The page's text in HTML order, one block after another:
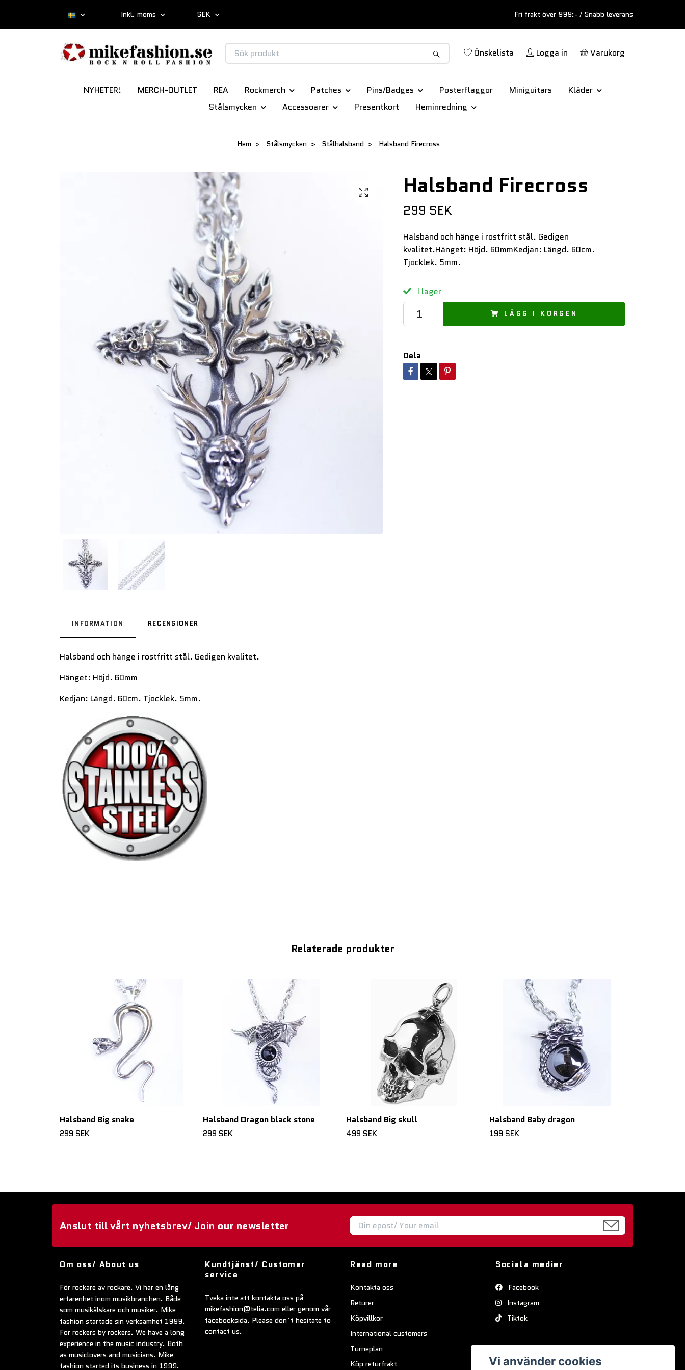
Inkl. moms SEK Fri frakt över 999:- / Snabb leverans
Önskelista Logga in Varukorg
NYHETER! MERCH-OUTLET REA Rockmerch Patches Pins/Badges Posterflaggor Miniguitars
Kläder
Stålsmycken
Accessoarer Presentkort Heminredning
Hem Stålsmycken Stålhalsband Halsband Firecross
Halsband Firecross
299 SEK
Halsband och hänge i rostfritt stål. Gedigen
kvalitet.Hänget: Höjd. 60mmKedjan: Längd. 60cm.
Tjocklek. 5mm.
I lager
LÄGG I KORGEN
Dela
INFORMATION RECENSIONER
Halsband och hänge i rostfritt stål. Gedigen kvalitet.
Hänget: Höjd. 60mm
Kedjan: Längd. 60cm. Tjocklek. 5mm.
Halsband Big snake
299 SEK
Halsband Dragon black stone
299 SEK
Halsband Big skull
499 SEK
Halsband Baby dragon
199 SEK
Anslut till vårt nyhetsbrev/ Join our newsletter
Om oss/ About us
För rockare av rockare. Vi har en lång
erfarenhet inom musikbranchen. Både
som musikälskare och musiker. Mike
fashion startade sin verksamhet 1999.
For rockers by rockers. We have a long
experience in the music industry. Both
as musiclovers and musicians. Mike
fashion started its business in 1999.
Kundtjänst/ Customer
service
Tveka inte att kontakta oss på
mikefashion@telia.com eller genom vår
facebooksida. Please don´t hesitate to
contact us.
Read more
Kontakta oss
Returer
Köpvillkor
International customers
Turneplan
Köp returfrakt
Sociala medier
Facebook
Instagram
Tiktok
Vi använder cookies